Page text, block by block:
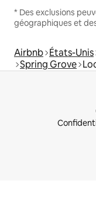
* Des exclusions
géographiques et
Airbnb États-Unis
Spring Grove